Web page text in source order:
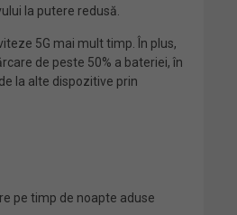
la putere redusă.
5G mai mult timp. În plus,
de peste 50% a bateriei, în
la alte dispozitive prin
pe timp de noapte aduse